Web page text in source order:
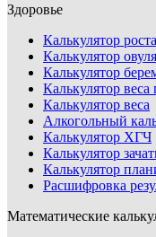
Здоровье
Калькулятор
Калькулятор
Калькулятор
Калькулятор
Калькулятор веса
Алкогольный
Калькулятор ХГЧ
Калькулятор
Калькулятор
Расшифровка
Математические